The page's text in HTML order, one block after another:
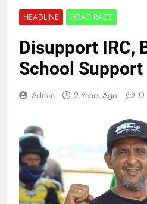
HEADLINE ROAD RACE
Disupport IRC,
School
Admin 2 Years Ago 0